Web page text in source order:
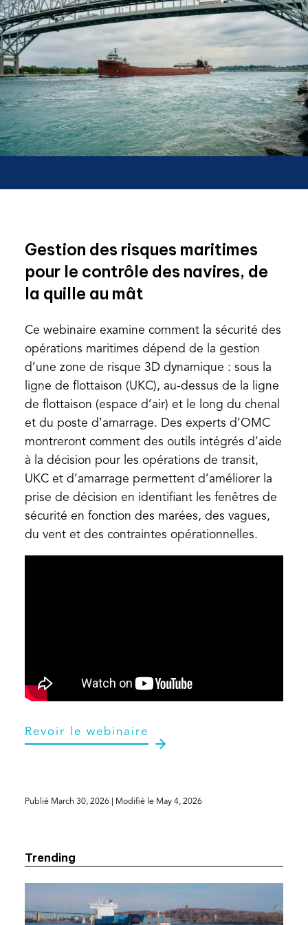
Gestion des risques maritimes
pour le contrôle des navires, de
la quille au mât
Ce webinaire examine comment la sécurité des
opérations maritimes dépend de la gestion
d’une zone de risque 3D dynamique : sous la
ligne de flottaison (UKC), au-dessus de la ligne
de flottaison (espace d’air) et le long du chenal
et du poste d’amarrage. Des experts d’OMC
montreront comment des outils intégrés d’aide
à la décision pour les opérations de transit,
UKC et d’amarrage permettent d’améliorer la
prise de décision en identifiant les fenêtres de
sécurité en fonction des marées, des vagues,
du vent et des contraintes opérationnelles.
Revoir le webinaire
tab)
Publié March 30, 2026| Modifié le May 4, 2026
Trending